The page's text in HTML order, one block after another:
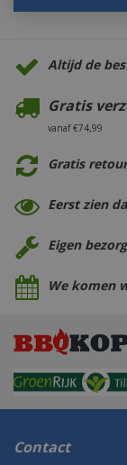
Altijd de
Gratis
vanaf €74,99
Gratis retour
Eerst zien
Eigen
We komen
Contact